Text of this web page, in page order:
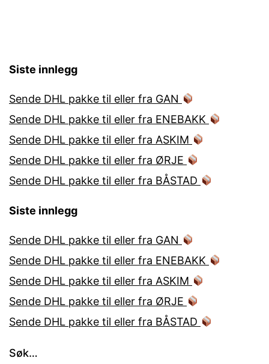
Siste innlegg
Sende DHL pakke til eller fra GAN
Sende DHL pakke til eller fra ENEBAKK
Sende DHL pakke til eller fra ASKIM
Sende DHL pakke til eller fra ØRJE
Sende DHL pakke til eller fra BÅSTAD
Siste innlegg
Sende DHL pakke til eller fra GAN
Sende DHL pakke til eller fra ENEBAKK
Sende DHL pakke til eller fra ASKIM
Sende DHL pakke til eller fra ØRJE
Sende DHL pakke til eller fra BÅSTAD
Søk…